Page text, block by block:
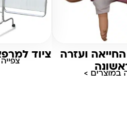
ועזרה
במוצרים >
ציוד